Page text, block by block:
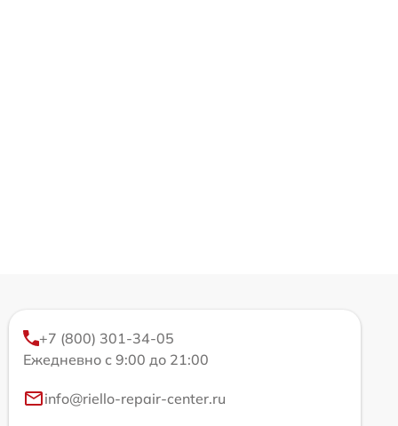
+7 (800) 301-34-05
Ежедневно с 9:00 до 21:00
info@riello-repair-center.ru